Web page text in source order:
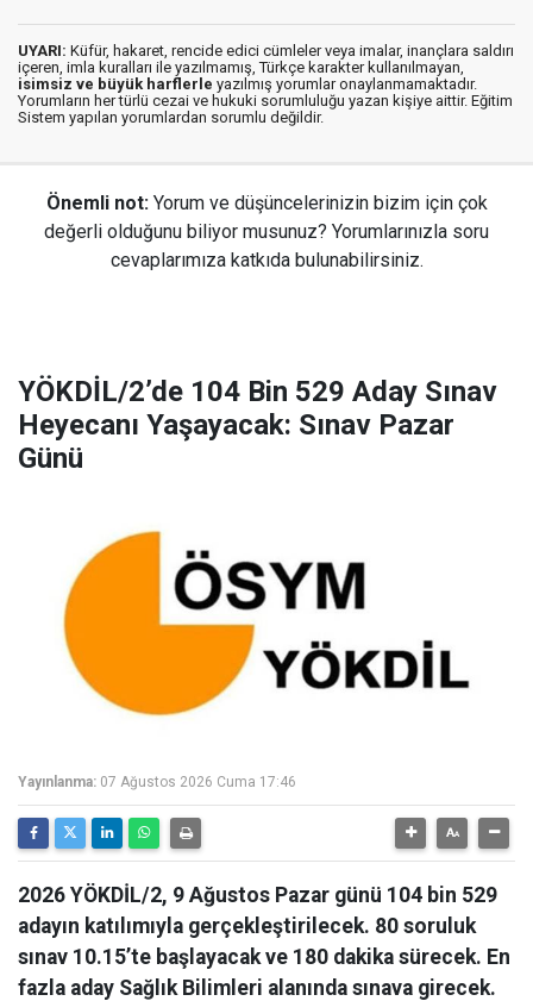
UYARI: Küfür, hakaret, rencide edici cümleler veya imalar, inançlara saldırı
içeren, imla kuralları ile yazılmamış, Türkçe karakter kullanılmayan,
isimsiz ve büyük harflerle yazılmış yorumlar onaylanmamaktadır.
Yorumların her türlü cezai ve hukuki sorumluluğu yazan kişiye aittir. Eğitim
Sistem yapılan yorumlardan sorumlu değildir.
Önemli not: Yorum ve düşüncelerinizin bizim için çok
değerli olduğunu biliyor musunuz? Yorumlarınızla soru
cevaplarımıza katkıda bulunabilirsiniz.
YÖKDİL/2’de 104 Bin 529 Aday Sınav
Heyecanı Yaşayacak: Sınav Pazar
Günü
Yayınlanma: 07 Ağustos 2026 Cuma 17:46
2026 YÖKDİL/2, 9 Ağustos Pazar günü 104 bin 529
adayın katılımıyla gerçekleştirilecek. 80 soruluk
sınav 10.15’te başlayacak ve 180 dakika sürecek. En
fazla aday Sağlık Bilimleri alanında sınava girecek.